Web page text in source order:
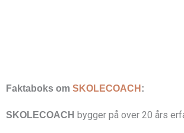
Faktaboks om SKOLECOACH :
SKOLECOACH bygger på over 20 års